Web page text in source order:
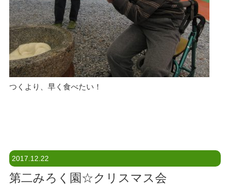
つくより、早く食べたい！
2017.12.22
第二みろく園☆クリスマス会